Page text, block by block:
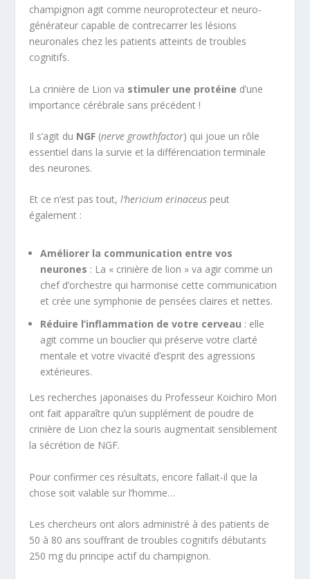
champignon agit comme neuroprotecteur et neuro-
générateur capable de contrecarrer les lésions
neuronales chez les patients atteints de troubles
cognitifs.
La crinière de Lion va stimuler une protéine d’une
importance cérébrale sans précédent !
Il s’agit du NGF (nerve growthfactor) qui joue un rôle
essentiel dans la survie et la différenciation terminale
des neurones.
Et ce n’est pas tout,l’hericium erinaceus peut
également :
Améliorer la communication entre vos
neurones : La « crinière de lion » va agir comme un
chef d’orchestre qui harmonise cette communication
et crée une symphonie de pensées claires et nettes.
Réduire l’inflammation de votre cerveau : elle
agit comme un bouclier qui préserve votre clarté
mentale et votre vivacité d’esprit des agressions
extérieures.
Les recherches japonaises du Professeur Koichiro Mori
ont fait apparaître qu’un supplément de poudre de
crinière de Lion chez la souris augmentait sensiblement
la sécrétion de NGF.
Pour confirmer ces résultats, encore fallait-il que la
chose soit valable sur l’homme…
Les chercheurs ont alors administré à des patients de
50 à 80 ans souffrant de troubles cognitifs débutants
250 mg du principe actif du champignon.